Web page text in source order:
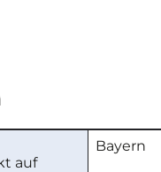
auf
Bayern